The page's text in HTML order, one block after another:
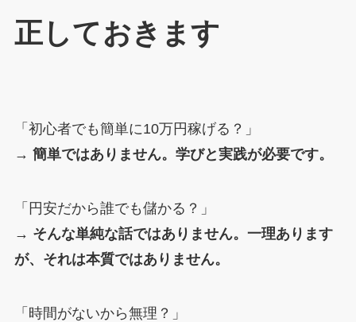
正しておきます
「初心者でも簡単に10万円稼げる？」
→ 簡単ではありません。学びと実践が必要です。
「円安だから誰でも儲かる？」
→ そんな単純な話ではありません。一理あります
が、それは本質ではありません。
「時間がないから無理？」